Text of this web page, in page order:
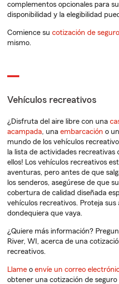
complementos opcionales para
disponibilidad y la elegibilidad
Comience su cotización de
mismo.
Vehículos recreativos
¿Disfruta del aire libre con una
acampada, una embarcación o un
mundo de los vehículos
la lista de actividades
ellos! Los vehículos recreativos
aventuras, pero antes de que
los senderos, asegúrese de que
cobertura de calidad diseñada
vehículos recreativos. Proteja
dondequiera que vaya.
¿Quiere más información?
River, WI, acerca de una
recreativos.
Llame o envíe un correo
obtener una cotización de